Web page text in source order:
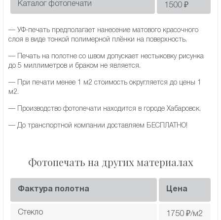
Каталог фотопечати 1500 ₽
— УФ-печать предполагает нанесение матового красочного
слоя в виде тонкой полимерной плёнки на поверхность.
— Печать на полотне со швом допускает нестыковку рисунка
до 5 миллиметров и браком не является.
— При печати менее 1 м2 стоимость округляется до цены 1
м2.
— Производство фотопечати находится в городе Хабаровск.
— До транспортной компании доставляем БЕСПЛАТНО!
Фотопечать на других материалах
Фактура полотна Цена
Стекло 1750 ₽/м2